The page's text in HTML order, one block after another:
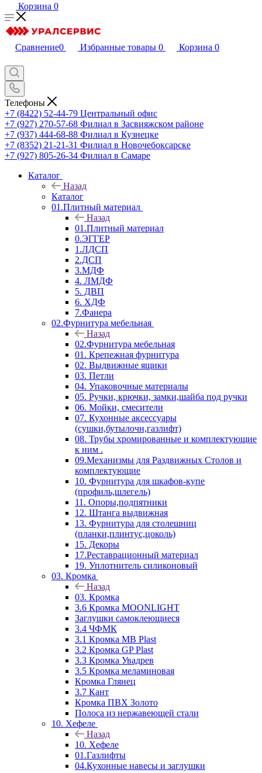
Корзина 0
Сравнение0 Избранные товары 0 Корзина 0
Телефоны
+7 (8422) 52-44-79 Центральный офис
+7 (927) 270-57-68 Филиал в Засвияжском районе
+7 (937) 444-68-88 Филиал в Кузнецке
+7 (8352) 21-21-31 Филиал в Новочебоксарске
+7 (927) 805-26-34 Филиал в Самаре
Каталог
Назад
Каталог
01.Плитный материал
Назад
01.Плитный материал
0.ЭГГЕР
1.ЛДСП
2.ДСП
3.МДФ
4. ЛМДФ
5. ДВП
6. ХДФ
7.Фанера
02.Фурнитура мебельная
Назад
02.Фурнитура мебельная
01. Крепежная фурнитура
02. Выдвижные ящики
03. Петли
04. Упаковочные материалы
05. Ручки, крючки, замки,шайба под ручки
06. Мойки, смесители
07. Кухонные аксессуары
(сушки,бутылочн,газлифт)
08. Трубы хромированные и комплектующие
к ним .
09.Механизмы для Раздвижных Столов и
комплектующие
10. Фурнитура для шкафов-купе
(профиль,шлегель)
11. Опоры,подпятники
12. Штанга выдвижная
13. Фурнитура для столешниц
(планки,плинтус,цоколь)
15. Декоры
17.Реставрационный материал
19. Уплотнитель силиконовый
03. Кромка
Назад
03. Кромка
3.6 Кромка MOONLIGHT
Заглушки самоклеющиеся
3.4 ЧФМК
3.1 Кромка MB Plast
3.2 Кромка GP Plast
3.3 Кромка Увадрев
3.5 Кромка меламиновая
Кромка Глянец
3.7 Кант
Кромка ПВХ Золото
Полоса из нержавеющей стали
10. Хефеле
Назад
10. Хефеле
01.Газлифты
04.Кухонные навесы и заглушки